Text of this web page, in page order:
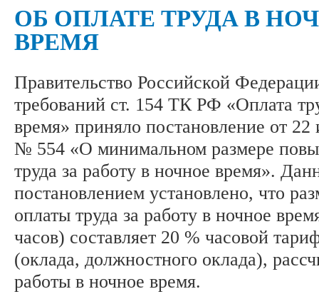
ОБ ОПЛАТЕ ТРУДА В
ВРЕМЯ
Правительство Российской
требований ст. 154 ТК РФ «Оплата
время» приняло постановление от 22
№ 554 «О минимальном размере
труда за работу в ночное время».
постановлением установлено, что
оплаты труда за работу в ночное
часов) составляет 20 % часовой
(оклада, должностного оклада),
работы в ночное время.